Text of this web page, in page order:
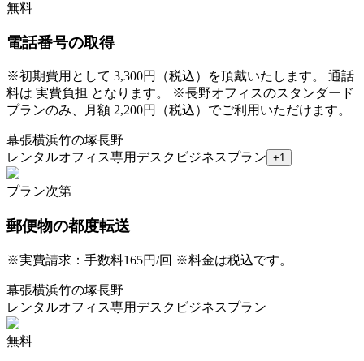
無料
電話番号の取得
※初期費用として 3,300円（税込）を頂戴いたします。 通話
料は 実費負担 となります。 ※長野オフィスのスタンダード
プランのみ、月額 2,200円（税込）でご利用いただけます。
幕張横浜竹の塚長野
レンタルオフィス専用デスク ビジネスプラン +1
プラン次第
郵便物の都度転送
※実費請求：手数料165円/回 ※料金は税込です。
幕張横浜竹の塚長野
レンタルオフィス専用デスク ビジネスプラン
無料